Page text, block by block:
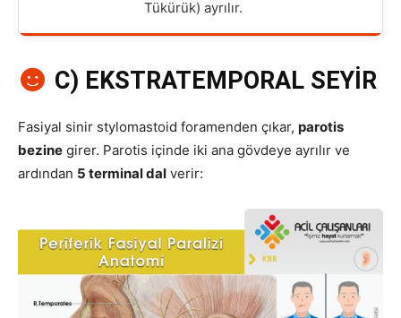
Tükürük) ayrılır.
C) EKSTRATEMPORAL SEYİR
Fasiyal sinir stylomastoid foramenden çıkar, parotis
bezine girer. Parotis içinde iki ana gövdeye ayrılır ve
ardından 5 terminal dal verir: